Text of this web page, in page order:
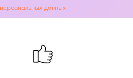
персональных данных